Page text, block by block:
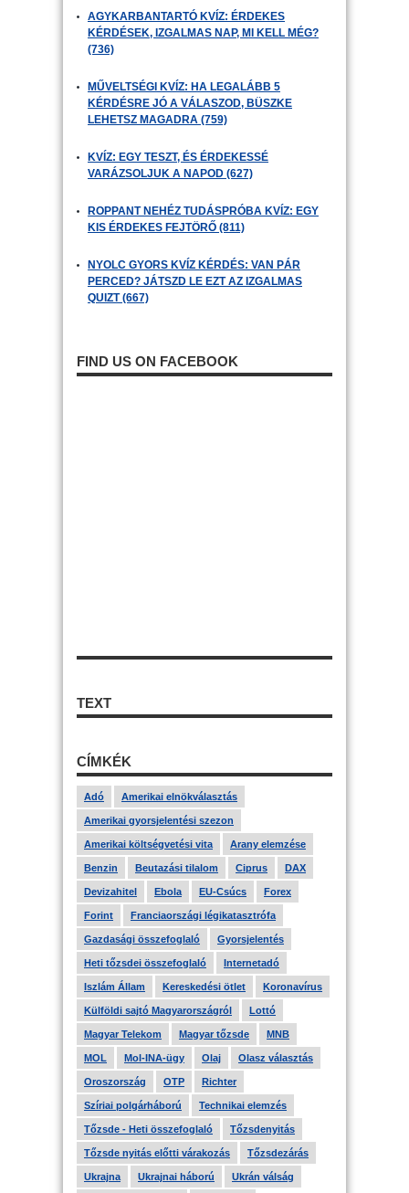
AGYKARBANTARTÓ KVÍZ: ÉRDEKES
KÉRDÉSEK, IZGALMAS NAP, MI KELL MÉG?
(736)
MŰVELTSÉGI KVÍZ: HA LEGALÁBB 5
KÉRDÉSRE JÓ A VÁLASZOD, BÜSZKE
LEHETSZ MAGADRA (759)
KVÍZ: EGY TESZT, ÉS ÉRDEKESSÉ
VARÁZSOLJUK A NAPOD (627)
ROPPANT NEHÉZ TUDÁSPRÓBA KVÍZ: EGY
KIS ÉRDEKES FEJTÖRŐ (811)
NYOLC GYORS KVÍZ KÉRDÉS: VAN PÁR
PERCED? JÁTSZD LE EZT AZ IZGALMAS
QUIZT (667)
FIND US ON FACEBOOK
TEXT
CÍMKÉK
Adó Amerikai elnökválasztás
Amerikai gyorsjelentési szezon
Amerikai költségvetési vita Arany elemzése
Benzin Beutazási tilalom Ciprus DAX
Devizahitel Ebola EU-Csúcs Forex
Forint Franciaországi légikatasztrófa
Gazdasági összefoglaló Gyorsjelentés
Heti tőzsdei összefoglaló Internetadó
Iszlám Állam Kereskedési ötlet Koronavírus
Külföldi sajtó Magyarországról Lottó
Magyar Telekom Magyar tőzsde MNB
MOL Mol-INA-ügy Olaj Olasz választás
Oroszország OTP Richter
Szíriai polgárháború Technikai elemzés
Tőzsde - Heti összefoglaló Tőzsdenyitás
Tőzsde nyitás előtti várakozás Tőzsdezárás
Ukrajna Ukrajnai háború Ukrán válság